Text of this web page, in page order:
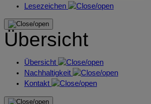
Lesezeichen
Übersicht
Übersicht
Nachhaltigkeit
Kontakt